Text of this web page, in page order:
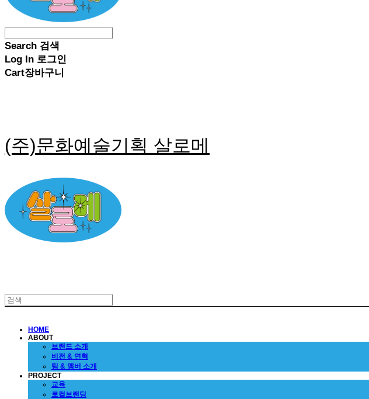
Search 검색
Log In 로그인
Cart장바구니
(주)문화예술기획 살로메
HOME
ABOUT
브랜드 소개
비전 & 연혁
팀 & 멤버 소개
PROJECT
교육
로컬브랜딩